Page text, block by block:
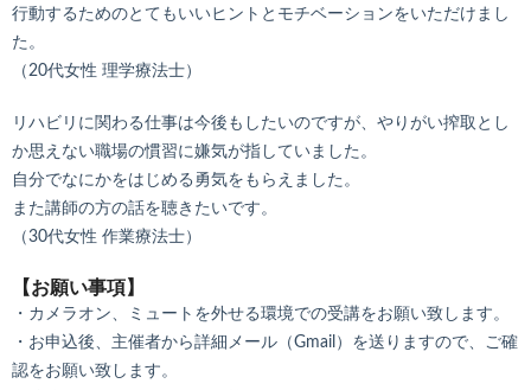
行動するためのとてもいいヒントとモチベーションをいただけまし
た。
（20代女性 理学療法士）
リハビリに関わる仕事は今後もしたいのですが、やりがい搾取とし
か思えない職場の慣習に嫌気が指していました。
自分でなにかをはじめる勇気をもらえました。
また講師の方の話を聴きたいです。
（30代女性 作業療法士）
【お願い事項】
・カメラオン、ミュートを外せる環境での受講をお願い致します。
・お申込後、主催者から詳細メール（Gmail）を送りますので、ご確
認をお願い致します。